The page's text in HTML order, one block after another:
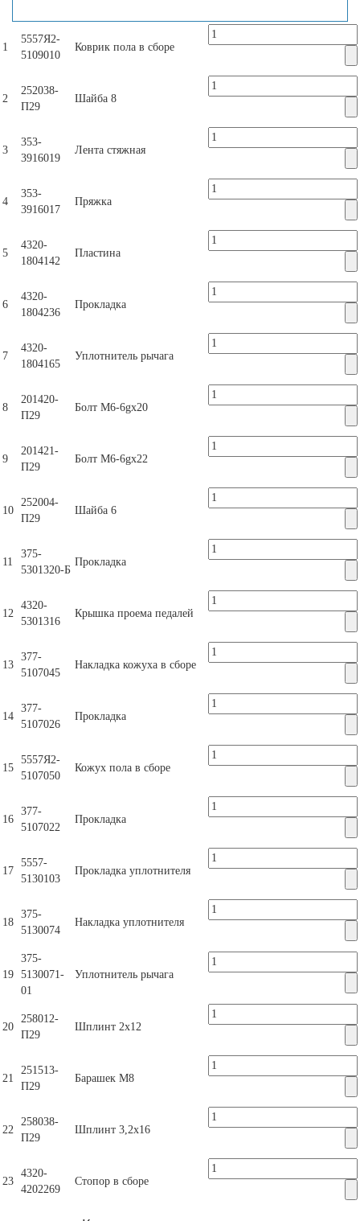
1
5557Я2-
5109010
Коврик пола в сборе
2
252038-
П29
Шайба 8
3
353-
3916019
Лента стяжная
4
353-
3916017
Пряжка
5
4320-
1804142
Пластина
6
4320-
1804236
Прокладка
7
4320-
1804165
Уплотнитель рычага
8
201420-
П29
Болт М6-6gх20
9
201421-
П29
Болт М6-6gх22
10
252004-
П29
Шайба 6
11
375-
5301320-Б
Прокладка
12
4320-
5301316
Крышка проема педалей
13
377-
5107045
Накладка кожуха в сборе
14
377-
5107026
Прокладка
15
5557Я2-
5107050
Кожух пола в сборе
16
377-
5107022
Прокладка
17
5557-
5130103
Прокладка уплотнителя
18
375-
5130074
Накладка уплотнителя
19
375-
5130071-
01
Уплотнитель рычага
20
258012-
П29
Шплинт 2х12
21
251513-
П29
Барашек М8
22
258038-
П29
Шплинт 3,2х16
23
4320-
4202269
Стопор в сборе